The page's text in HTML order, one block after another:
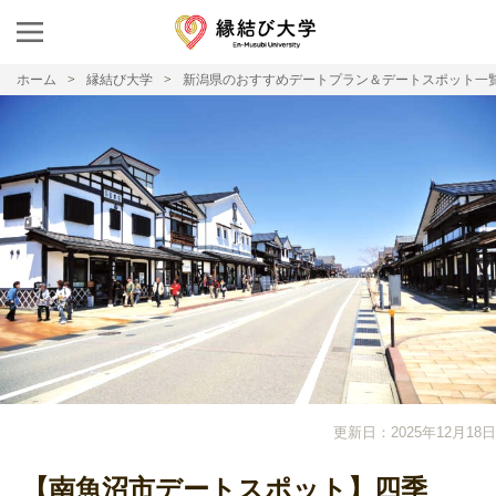
ホーム 縁結び大学 新潟県のおすすめデートプラン＆デートスポット一
更新日：2025年12月18日
【南魚沼市デートスポット】四季